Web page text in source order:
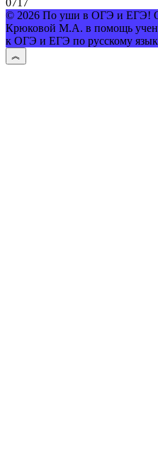
© 2026 По уши в ОГЭ и ЕГЭ!
Крюковой М.А. в помощь
к ОГЭ и ЕГЭ по русскому